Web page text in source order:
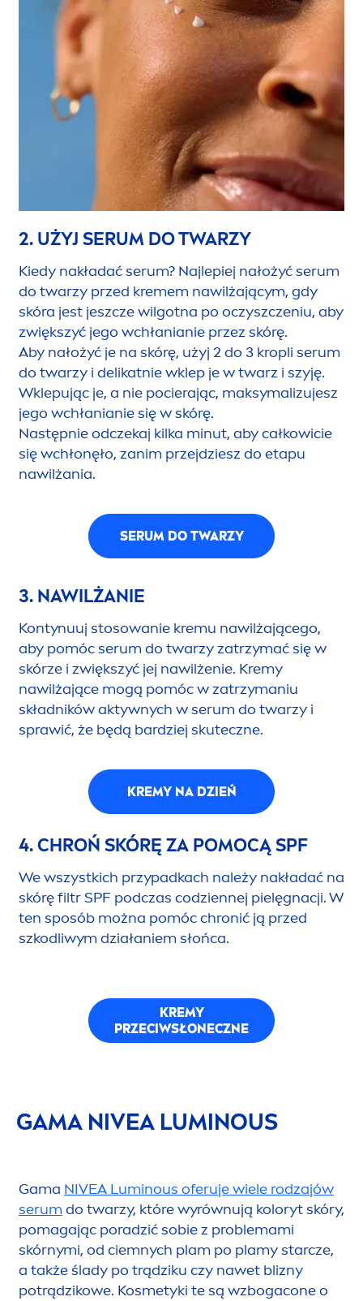
2. UŻYJ SERUM DO TWARZY
Kiedy nakładać serum? Najlepiej nałożyć serum
do twarzy przed kremem nawilżającym, gdy
skóra jest jeszcze wilgotna po oczyszczeniu, aby
zwiększyć jego wchłanianie przez skórę.
Aby nałożyć je na skórę, użyj 2 do 3 kropli serum
do twarzy i delikatnie wklep je w twarz i szyję.
Wklepując je, a nie pocierając, maksymalizujesz
jego wchłanianie się w skórę.
Następnie odczekaj kilka minut, aby całkowicie
się wchłonęło, zanim przejdziesz do etapu
nawilżania.
SERUM DO TWARZY
3. NAWILŻANIE
Kontynuuj stosowanie kremu nawilżającego,
aby pomóc serum do twarzy zatrzymać się w
skórze i zwiększyć jej nawilżenie. Kremy
nawilżające mogą pomóc w zatrzymaniu
składników aktywnych w serum do twarzy i
sprawić, że będą bardziej skuteczne.
KREMY NA DZIEŃ
4. CHROŃ SKÓRĘ ZA POMOCĄ SPF
We wszystkich przypadkach należy nakładać na
skórę filtr SPF podczas codziennej pielęgnacji. W
ten sposób można pomóc chronić ją przed
szkodliwym działaniem słońca.
KREMY
PRZECIWSŁONECZNE
GAMA NIVEA LUMINOUS
Gama NIVEA Luminous oferuje wiele rodzajów
serum do twarzy, które wyrównują koloryt skóry,
pomagając poradzić sobie z problemami
skórnymi, od ciemnych plam po plamy starcze,
a także ślady po trądziku czy nawet blizny
potrądzikowe. Kosmetyki te są wzbogacone o